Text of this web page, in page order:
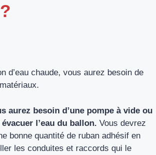
d’eau chaude, vous aurez besoin de
aurez besoin d’une pompe à vide ou
l’eau du ballon. Vous devrez
bonne quantité de ruban adhésif en
les conduites et raccords qui le